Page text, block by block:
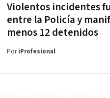
Violentos incidentes
entre la Policía y
menos 12 detenidos
PoriProfesional